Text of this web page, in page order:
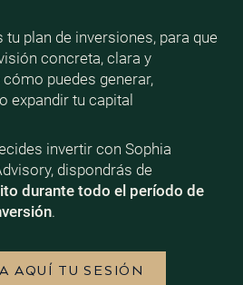
plan de inversiones, para que
concreta, clara y
puedes generar,
expandir tu capital
invertir con Sophia
dispondrás de
durante todo el período de
.
AQUÍ TU SESIÓN